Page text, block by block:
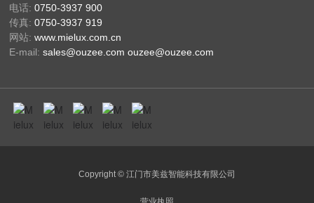
电话:0750-3937 900
传真: 0750-3937 919
网站:www.mielux.com.cn
E-mail: sales@ouzee.com ouzee@ouzee.com
Copyright © 江门市美兹智能科技有限公司